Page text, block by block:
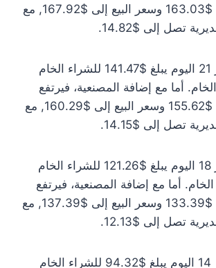
سعر الشراء إلى $163.03 وسعر البيع إلى $167.92, مع
تصل إلى $14.82.
سعر الذهب عيار 21 اليوم يبلغ $141.47 للشراء الخام
للبيع الخام. أما مع إضافة المصنعية، فيرتفع
سعر الشراء إلى $155.62 وسعر البيع إلى $160.29, مع
تصل إلى $14.15.
سعر الذهب عيار 18 اليوم يبلغ $121.26 للشراء الخام
للبيع الخام. أما مع إضافة المصنعية، فيرتفع
سعر الشراء إلى $133.39 وسعر البيع إلى $137.39, مع
تصل إلى $12.13.
سعر الذهب عيار 14 اليوم يبلغ $94.32 للشراء الخام